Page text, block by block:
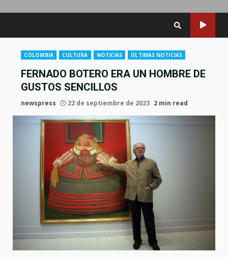
COLOMBIA CULTURA NOTICIAS ÚLTIMAS NOTICIAS
FERNADO BOTERO ERA UN HOMBRE DE
GUSTOS SENCILLOS
newspress 22 de septiembre de 2023 2 min read